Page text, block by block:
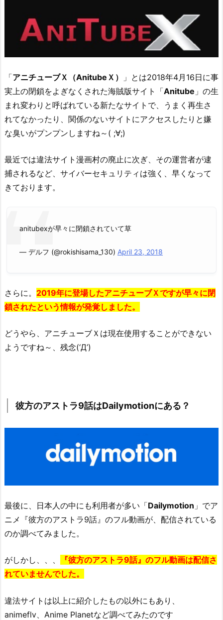
見
る
法
3.
1.
な
『彼
方
の
ラ
料・
合
で
視
の？
品
は
こ
ら
「アニチューブＸ（AnitubeＸ）
」とは2018年4月16日に事
実上の閉鎖をよぎなくされた海賊版サイト「Anitube 」の生
まれ変わりと呼ばれている新たなサイトで、うまく再生さ
れてなかったり、関係のないサイトにアクセスしたりと嫌
な臭いがプンプンしますね～( ;∀;)
最近では違法サイト漫画村の廃止に次ぎ、その運営者が逮
捕されるなど、サイバーセキュリティは強く、早くなって
きております。
anitubexが早々に閉鎖されていて草
— デルフ (@rokishisama_130) April 23, 2018
さらに。 2019年に登場したアニチューブＸですが早々に閉
鎖されたという情報が発覚しました。
どうやら、アニチューブＸは現在使用することができない
ようですね～、残念(‘Д’)
彼方のアストラ9話はDailymotionにある？
最後に、日本人の中にも利用者が多い「Dailymotion 」でア
ニメ『彼方のアストラ9話』のフル動画が、配信されている
のか調べてみました。
がしかし、、、 『彼方のアストラ9話』のフル動画は配信さ
れていませんでした。
違法サイトは以上に紹介したもの以外にもあり、
animeflv、 Anime Planetなど調べてみたのです